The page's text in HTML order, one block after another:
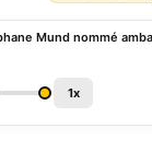
1x